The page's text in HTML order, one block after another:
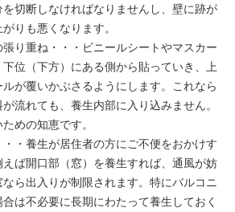
切断しなければなりませんし、壁に跡が
りも悪くなります。
り重ね・・・ビニールシートやマスカー
位（下方）にある側から貼っていき、上
が覆いかぶさるようにします。これなら
流れても、養生内部に入り込みません。
めの知恵です。
・養生が居住者の方にご不便をおかけす
ば開口部（窓）を養生すれば、通風が妨
ら出入りが制限されます。特にバルコニ
は不必要に長期にわたって養生しておく